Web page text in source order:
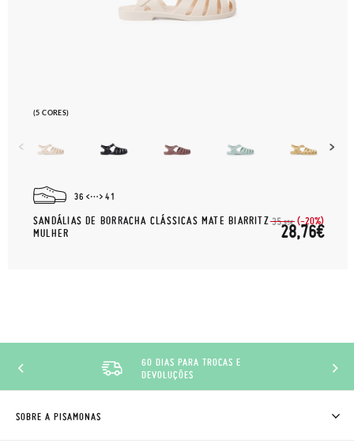
(5 CORES)
36 41
SANDÁLIAS DE BORRACHA CLÁSSICAS MATE BIARRITZ
MULHER
35,95€ (-20%)
28,76€
60 DIAS PARA TROCAS E
DEVOLUÇÕES
SOBRE A PISAMONAS